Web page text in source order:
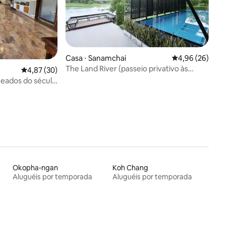
4,87 de uma avaliação média de 5, 30 avaliações
4,87 (30)
do século
Casa ⋅ Sanamchai 4,96 de uma
4,96 (26)
The Land River (passeio privativo às
Okopha-ngan
Aluguéis por temporada
Koh Chang
Aluguéis por temporada